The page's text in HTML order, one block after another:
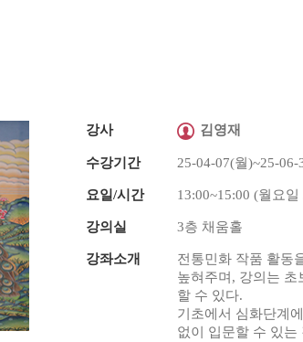
강사 김영재
수강기간 25-04-07(월)~25-06-
요일/시간 13:00~15:00 (월요
강의실 3층 채움홀
강좌소개
전통민화 작품 활동
높혀주며, 강의는 초
할 수 있다.
기초에서 심화단계
없이 입문할 수 있는